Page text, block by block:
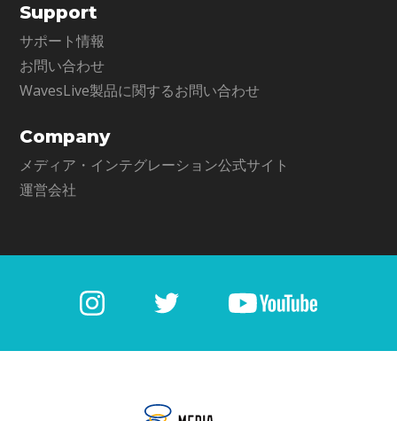
Support
サポート情報
お問い合わせ
WavesLive製品に関するお問い合わせ
Company
メディア・インテグレーション公式サイト
運営会社